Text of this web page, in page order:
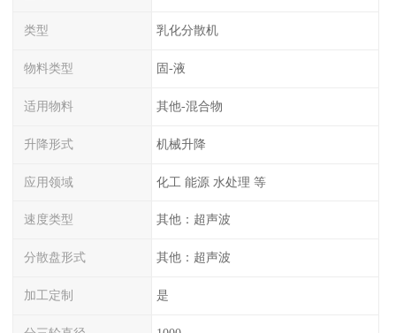
类型 乳化分散机
物料类型 固-液
适用物料 其他-混合物
升降形式 机械升降
应用领域 化工 能源 水处理 等
速度类型 其他：超声波
分散盘形式 其他：超声波
加工定制 是